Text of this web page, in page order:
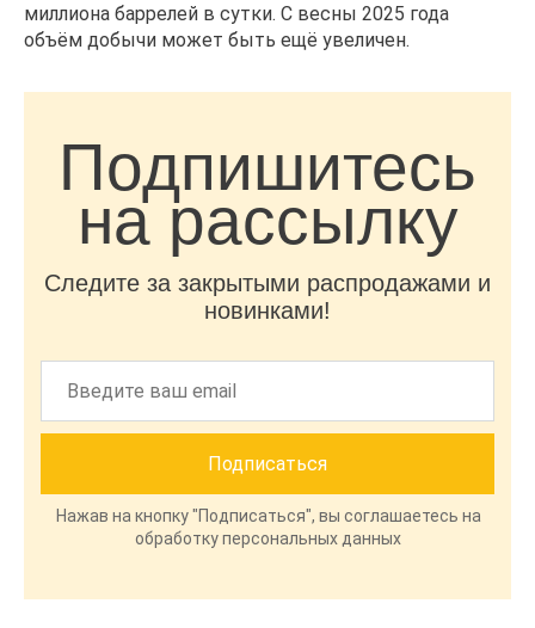
миллиона баррелей в сутки. С весны 2025 года
объём добычи может быть ещё увеличен.
Подпишитесь
на рассылку
Следите за закрытыми распродажами и
новинками!
Нажав на кнопку "Подписаться", вы соглашаетесь на
обработку персональных данных